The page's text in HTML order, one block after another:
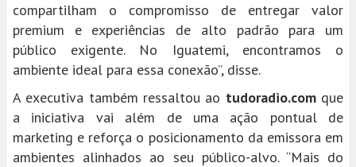
compartilham o compromisso de entregar valor
premium e experiências de alto padrão para um
público exigente. No Iguatemi, encontramos o
ambiente ideal para essa conexão”, disse.
A executiva também ressaltou ao tudoradio.comque
a iniciativa vai além de uma ação pontual de
marketing e reforça o posicionamento da emissora em
ambientes alinhados ao seu público-alvo. “Mais do